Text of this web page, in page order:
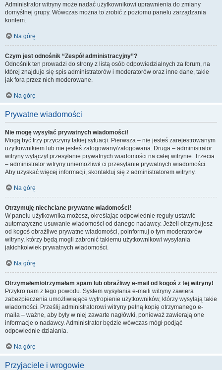
Administrator witryny może nadać użytkownikowi uprawnienia do zmiany
domyślnej grupy. Wówczas można to zrobić z poziomu panelu zarządzania
kontem.
Na górę
Czym jest odnośnik “Zespół administracyjny”?
Odnośnik ten prowadzi do strony z listą osób odpowiedzialnych za forum, na
której znajduje się spis administratorów i moderatorów oraz inne dane, takie
jak fora przez nich moderowane.
Na górę
Prywatne wiadomości
Nie mogę wysyłać prywatnych wiadomości!
Mogą być trzy przyczyny takiej sytuacji. Pierwsza – nie jesteś zarejestrowanym
użytkownikiem lub nie jesteś zalogowany/zalogowana. Druga – administrator
witryny wyłączył przesyłanie prywatnych wiadomości na całej witrynie. Trzecia
– administrator witryny uniemożliwił ci przesyłanie prywatnych wiadomości.
Aby uzyskać więcej informacji, skontaktuj się z administratorem witryny.
Na górę
Otrzymuję niechciane prywatne wiadomości!
W panelu użytkownika możesz, określając odpowiednie reguły ustawić
automatyczne usuwanie wiadomości od danego nadawcy. Jeżeli otrzymujesz
od kogoś obraźliwe prywatne wiadomości, poinformuj o tym moderatorów
witryny, którzy będą mogli zabronić takiemu użytkownikowi wysyłania
jakichkolwiek prywatnych wiadomości.
Na górę
Otrzymałem/otrzymałam spam lub obraźliwy e-mail od kogoś z tej witryny!
Przykro nam z tego powodu. System wysyłania e-maili witryny zawiera
zabezpieczenia umożliwiające wytropienie użytkowników, którzy wysyłają takie
wiadomości. Prześlij administratorowi witryny pełną kopię otrzymanego e-
maila – ważne, aby były w niej zawarte nagłówki, ponieważ zawierają one
informacje o nadawcy. Administrator będzie wówczas mógł podjąć
odpowiednie działania.
Na górę
Przyjaciele i wrogowie